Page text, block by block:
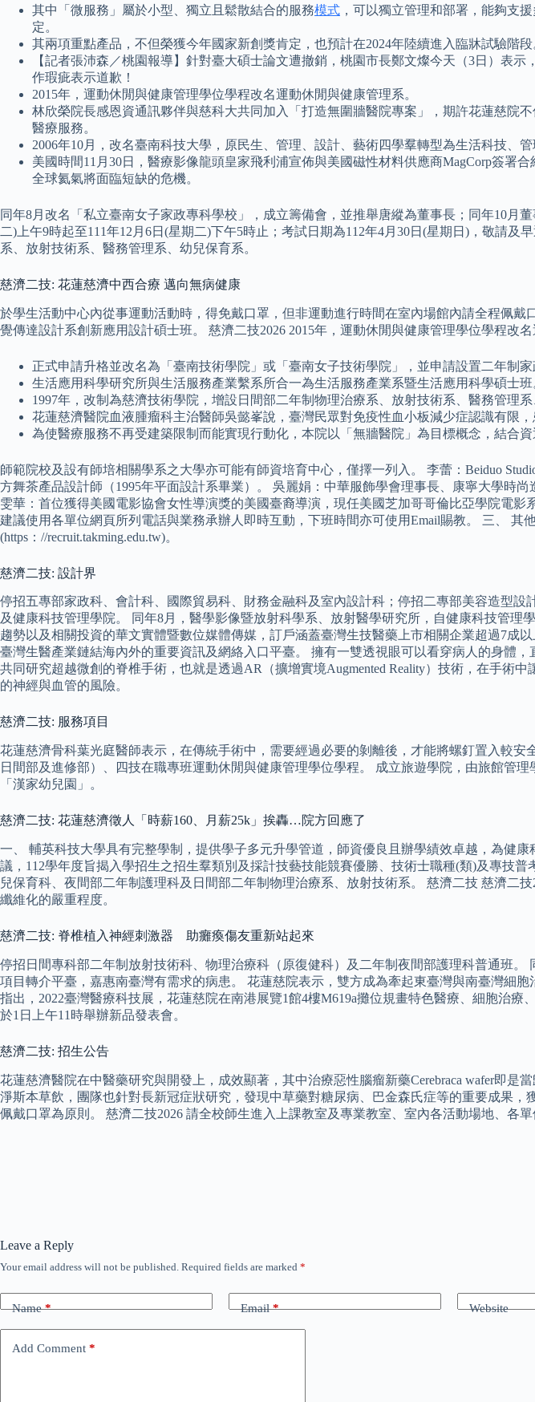
其中「微服務」屬於小型、獨立且鬆散結合的服務模式 ，可以獨立管理和部署，能夠支
定。
其兩項重點產品，不但榮獲今年國家新創獎肯定，也預計在2024年陸續進入臨牀試驗階段
【記者張沛森／桃園報導】針對臺大碩士論文遭撤銷，桃園市長鄭文燦今天（3日）表
作瑕疵表示道歉！
2015年，運動休閒與健康管理學位學程改名運動休閒與健康管理系。
林欣榮院長感恩資通訊夥伴與慈科大共同加入「打造無圍牆醫院專案」，期許花蓮慈院
醫療服務。
2006年10月，改名臺南科技大學，原民生、管理、設計、藝術四學羣轉型為生活科技、管
美國時間11月30日，醫療影像龍頭皇家飛利浦宣佈與美國磁性材料供應商MagCorp簽
全球氦氣將面臨短缺的危機。
同年8月改名「私立臺南女子家政專科學校」，成立籌備會，並推舉唐縱為董事長；同年10月
二)上午9時起至111年12月6日(星期二)下午5時止；考試日期為112年4月30日(星期日)，敬請
系、放射技術系、醫務管理系、幼兒保育系。
慈濟二技: 花蓮慈濟中西合療 邁向無病健康
於學生活動中心內從事運動活動時，得免戴口罩，但非運動進行時間在室內場館內請全程佩
覺傳達設計系創新應用設計碩士班。 慈濟二技2026 2015年，運動休閒與健康管理學位學程改
正式申請升格並改名為「臺南技術學院」或「臺南女子技術學院」，並申請設置二年制家
生活應用科學研究所與生活服務產業繫系所合一為生活服務產業系暨生活應用科學碩士班
1997年，改制為慈濟技術學院，增設日間部二年制物理治療系、放射技術系、醫務管理系
花蓮慈濟醫院血液腫瘤科主治醫師吳懿峯說，臺灣民眾對免疫性血小板減少症認識有限
為使醫療服務不再受建築限制而能實現行動化，本院以「無牆醫院」為目標概念，結合資
師範院校及設有師培相關學系之大學亦可能有師資培育中心，僅擇一列入。 李蕾：Beiduo
方舞茶產品設計師（1995年平面設計系畢業）。 吳麗娟：中華服飾學會理事長、康寧大學時
雯華：首位獲得美國電影協會女性導演獎的美國臺裔導演，現任美國芝加哥哥倫比亞學院電
建議使用各單位網頁所列電話與業務承辦人即時互動，下班時間亦可使用Email賜教。 三、
(https：//recruit.takming.edu.tw)。
慈濟二技: 設計界
停招五專部家政科、會計科、國際貿易科、財務金融科及室內設計科；停招二專部美容造型
及健康科技管理學院。 同年8月，醫學影像暨放射科學系、放射醫學研究所，自健康科技管
趨勢以及相關投資的華文實體暨數位媒體傳媒，訂戶涵蓋臺灣生技醫藥上市相關企業超過7成
臺灣生醫產業鏈結海內外的重要資訊及網絡入口平臺。 擁有一雙透視眼可以看穿病人的身體
共同研究超越微創的脊椎手術，也就是透過AR（擴增實境Augmented Reality）技術，在手術
的神經與血管的風險。
慈濟二技: 服務項目
花蓮慈濟骨科葉光庭醫師表示，在傳統手術中，需要經過必要的剝離後，才能將螺釘置入較
日間部及進修部）、四技在職專班運動休閒與健康管理學位學程。 成立旅遊學院，由旅館管
「漢家幼兒園」。
慈濟二技: 花蓮慈濟徵人「時薪160、月薪25k」挨轟…院方回應了
一、 輔英科技大學具有完整學制，提供學子多元升學管道，師資優良且辦學績效卓越，為健
議，112學年度旨揭入學招生之招生羣類別及採計技藝技能競賽優勝、技術士職種(類)及專技
兒保育科、夜間部二年制護理科及日間部二年制物理治療系、放射技術系。 慈濟二技 慈濟二
纖維化的嚴重程度。
慈濟二技: 脊椎植入神經刺激器 助癱瘓傷友重新站起來
停招日間專科部二年制放射技術科、物理治療科（原復健科）及二年制夜間部護理科普通班
項目轉介平臺，嘉惠南臺灣有需求的病患。 花蓮慈院表示，雙方成為牽起東臺灣與南臺灣細
指出，2022臺灣醫療科技展，花蓮慈院在南港展覽1館4樓M619a攤位規畫特色醫療、細胞治
於1日上午11時舉辦新品發表會。
慈濟二技: 招生公告
花蓮慈濟醫院在中醫藥研究與開發上，成效顯著，其中治療惡性腦瘤新藥Cerebraca wafer即
淨斯本草飲，團隊也針對長新冠症狀研究，發現中草藥對糖尿病、巴金森氏症等的重要成果
佩戴口罩為原則。 慈濟二技2026 請全校師生進入上課教室及專業教室、室內各活動場地、各單
Leave a Reply
Your email address will not be published. Required fields are marked *
Name* Email* Website
Add Comment *